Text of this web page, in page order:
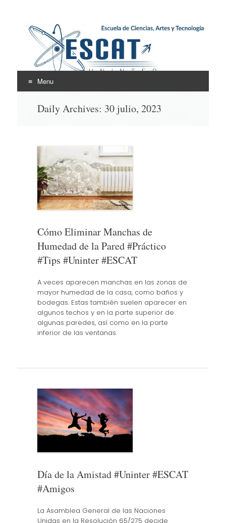
Escuela de Ciencias,
Artes y Tecnología
ESCAT
Menu
Daily Archives: 30 julio, 2023
Cómo Eliminar Manchas de
Humedad de la Pared #Práctico
#Tips #Uninter #ESCAT
A veces aparecen manchas en las zonas de
mayor humedad de la casa, como baños y
bodegas. Estas también suelen aparecer en
algunos techos y en la parte superior de
algunas paredes, así como en la parte
inferior de las ventanas.
Día de la Amistad #Uninter #ESCAT
#Amigos
La Asamblea General de las Naciones
Unidas en la Resolución 65/275 decide